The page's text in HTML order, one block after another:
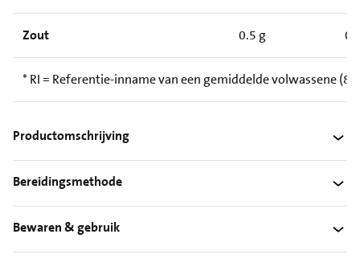
Zout 0.5 g
* RI = Referentie-inname van een gemiddelde volwassene
Productomschrijving
Bereidingsmethode
Bewaren & gebruik